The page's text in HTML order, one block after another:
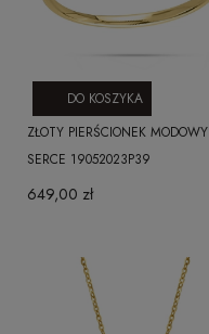
ZŁOTY PIERŚCIONEK MODOWY
SERCE 19052023P39
649,00 zł
DO KOSZYKA